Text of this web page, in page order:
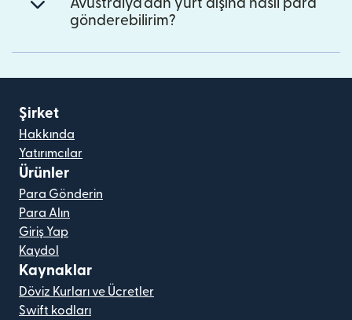
Avustralya'dan yurt dışına nasıl para
gönderebilirim?
Şirket
Hakkında
Yatırımcılar
Ürünler
Para Gönderin
Para Alın
Giriş Yap
Kaydol
Kaynaklar
Döviz Kurları ve Ücretler
Swift kodları